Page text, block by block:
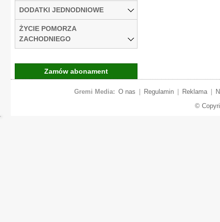
DODATKI JEDNODNIOWE
ŻYCIE POMORZA
ZACHODNIEGO
Zamów abonament
Gremi Media: O nas Regulamin Reklama
©